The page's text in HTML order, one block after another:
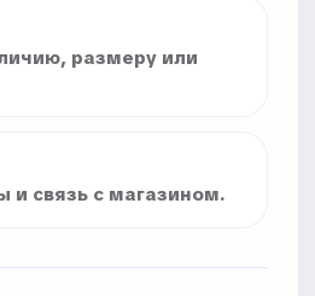
размеру или
и связь с магазином.